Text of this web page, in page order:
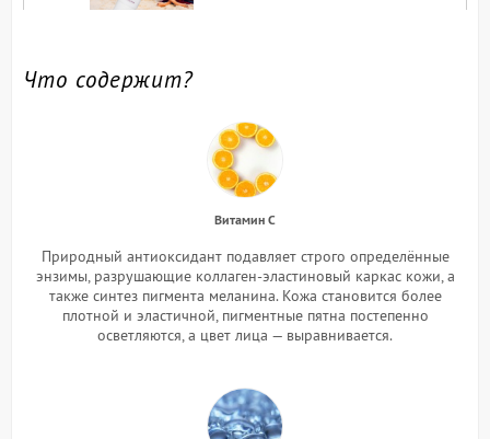
Что содержит?
Витамин С
Природный антиоксидант подавляет строго определённые
энзимы, разрушающие коллаген-эластиновый каркас кожи, а
также синтез пигмента меланина. Кожа становится более
плотной и эластичной, пигментные пятна постепенно
осветляются, а цвет лица — выравнивается.